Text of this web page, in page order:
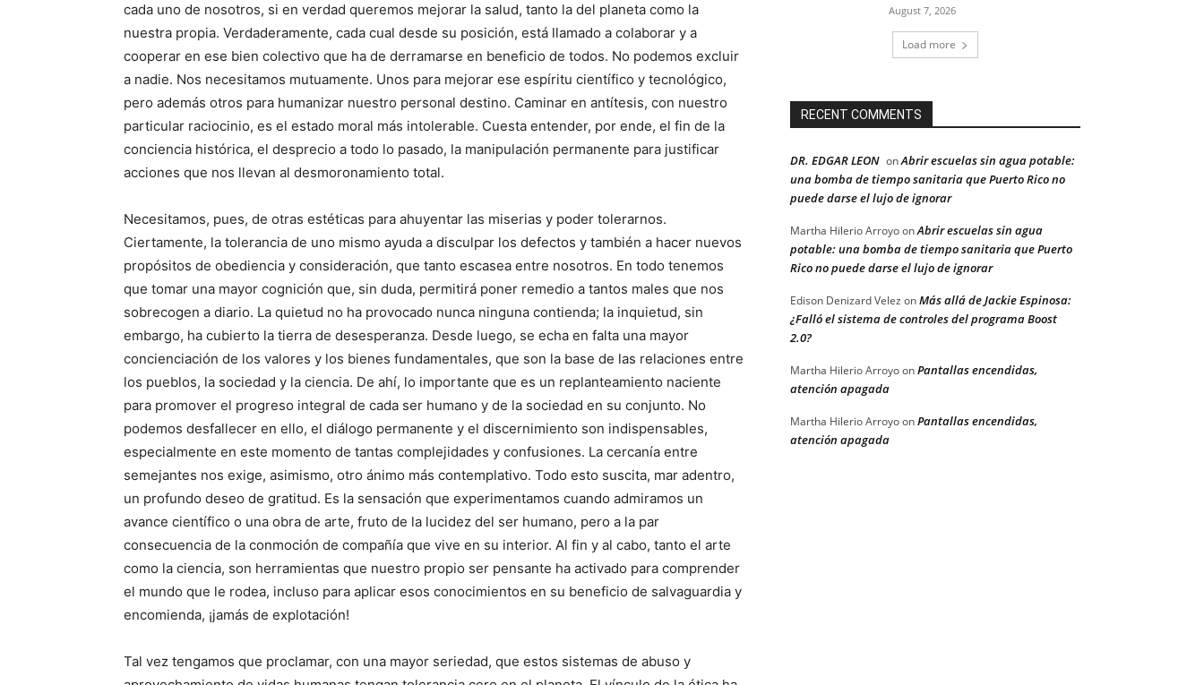
cada uno de nosotros, si en verdad queremos mejorar la salud, tanto la del planeta como la
nuestra propia. Verdaderamente, cada cual desde su posición, está llamado a colaborar y a
cooperar en ese bien colectivo que ha de derramarse en beneficio de todos. No podemos excluir
a nadie. Nos necesitamos mutuamente. Unos para mejorar ese espíritu científico y tecnológico,
pero además otros para humanizar nuestro personal destino. Caminar en antítesis, con nuestro
particular raciocinio, es el estado moral más intolerable. Cuesta entender, por ende, el fin de la
conciencia histórica, el desprecio a todo lo pasado, la manipulación permanente para justificar
acciones que nos llevan al desmoronamiento total.
Necesitamos, pues, de otras estéticas para ahuyentar las miserias y poder tolerarnos.
Ciertamente, la tolerancia de uno mismo ayuda a disculpar los defectos y también a hacer nuevos
propósitos de obediencia y consideración, que tanto escasea entre nosotros. En todo tenemos
que tomar una mayor cognición que, sin duda, permitirá poner remedio a tantos males que nos
sobrecogen a diario. La quietud no ha provocado nunca ninguna contienda; la inquietud, sin
embargo, ha cubierto la tierra de desesperanza. Desde luego, se echa en falta una mayor
concienciación de los valores y los bienes fundamentales, que son la base de las relaciones entre
los pueblos, la sociedad y la ciencia. De ahí, lo importante que es un replanteamiento naciente
para promover el progreso integral de cada ser humano y de la sociedad en su conjunto. No
podemos desfallecer en ello, el diálogo permanente y el discernimiento son indispensables,
especialmente en este momento de tantas complejidades y confusiones. La cercanía entre
semejantes nos exige, asimismo, otro ánimo más contemplativo. Todo esto suscita, mar adentro,
un profundo deseo de gratitud. Es la sensación que experimentamos cuando admiramos un
avance científico o una obra de arte, fruto de la lucidez del ser humano, pero a la par
consecuencia de la conmoción de compañía que vive en su interior. Al fin y al cabo, tanto el arte
como la ciencia, son herramientas que nuestro propio ser pensante ha activado para comprender
el mundo que le rodea, incluso para aplicar esos conocimientos en su beneficio de salvaguardia y
encomienda, ¡jamás de explotación!
Tal vez tengamos que proclamar, con una mayor seriedad, que estos sistemas de abuso y
August 7, 2026
Load more
RECENT COMMENTS
DR. EDGAR LEON onAbrir escuelas sin agua potable:
una bomba de tiempo sanitaria que Puerto Rico no
puede darse el lujo de ignorar
Martha Hilerio ArroyoonAbrir escuelas sin agua
potable: una bomba de tiempo sanitaria que Puerto
Rico no puede darse el lujo de ignorar
Edison Denizard Velez onMás allá de Jackie Espinosa:
¿Falló el sistema de controles del programa Boost
2.0?
Martha Hilerio ArroyoonPantallas encendidas,
atención apagada
Martha Hilerio ArroyoonPantallas encendidas,
atención apagada